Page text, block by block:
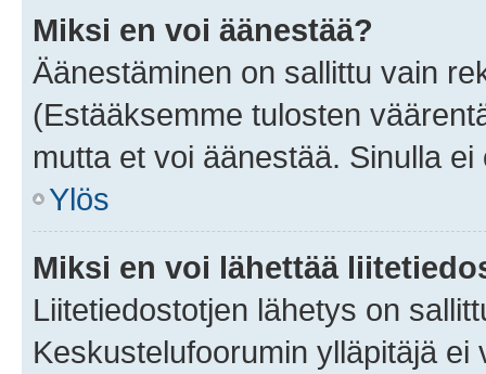
Miksi en voi äänestää?
Äänestäminen on sallittu vain
(Estääksemme tulosten
mutta et voi äänestää. Sinulla
Ylös
Miksi en voi lähettää
Liitetiedostotjen lähetys on
Keskustelufoorumin ylläpitäjä